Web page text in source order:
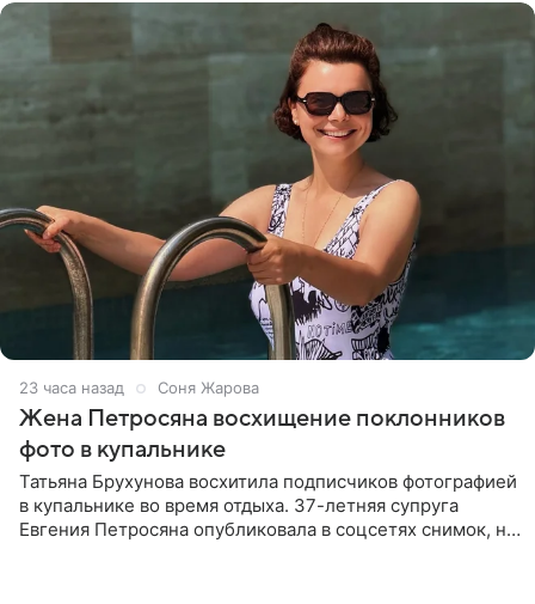
23 часа назад Соня Жарова
Жена Петросяна восхищение поклонников
фото в купальнике
Татьяна Брухунова восхитила подписчиков фотографией
в купальнике во время отдыха. 37-летняя супруга
Евгения Петросяна опубликовала в соцсетях снимок, на